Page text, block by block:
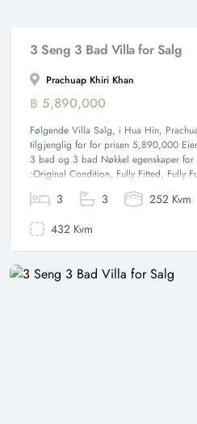
3 Seng 3 Bad Villa for Salg
Prachuap Khiri Khan
฿ 5,890,000
Følgende Villa Salg, i Hua Hin,
tilgjenglig for for prisen 5,890,000
3 bad og 3 bad Nøkkel egenskaper for
:Original Condition, Fully Fitted, Fully
3 3
252 Kvm
432 Kvm